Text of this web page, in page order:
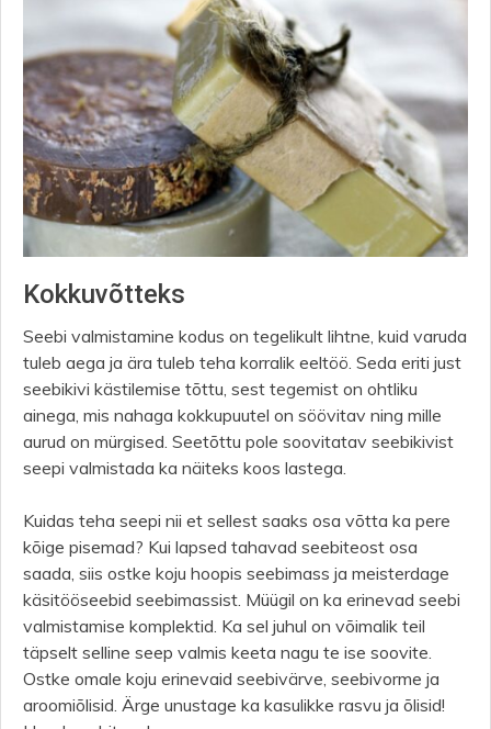
Kokkuvõtteks
Seebi valmistamine kodus on tegelikult lihtne, kuid varuda
tuleb aega ja ära tuleb teha korralik eeltöö. Seda eriti just
seebikivi kästilemise tõttu, sest tegemist on ohtliku
ainega, mis nahaga kokkupuutel on söövitav ning mille
aurud on mürgised. Seetõttu pole soovitatav seebikivist
seepi valmistada ka näiteks koos lastega.
Kuidas teha seepi nii et sellest saaks osa võtta ka pere
kõige pisemad? Kui lapsed tahavad seebiteost osa
saada, siis ostke koju hoopis seebimass ja meisterdage
käsitööseebid seebimassist. Müügil on ka erinevad seebi
valmistamise komplektid. Ka sel juhul on võimalik teil
täpselt selline seep valmis keeta nagu te ise soovite.
Ostke omale koju erinevaid seebivärve, seebivorme ja
aroomiõlisid. Ärge unustage ka kasulikke rasvu ja õlisid!